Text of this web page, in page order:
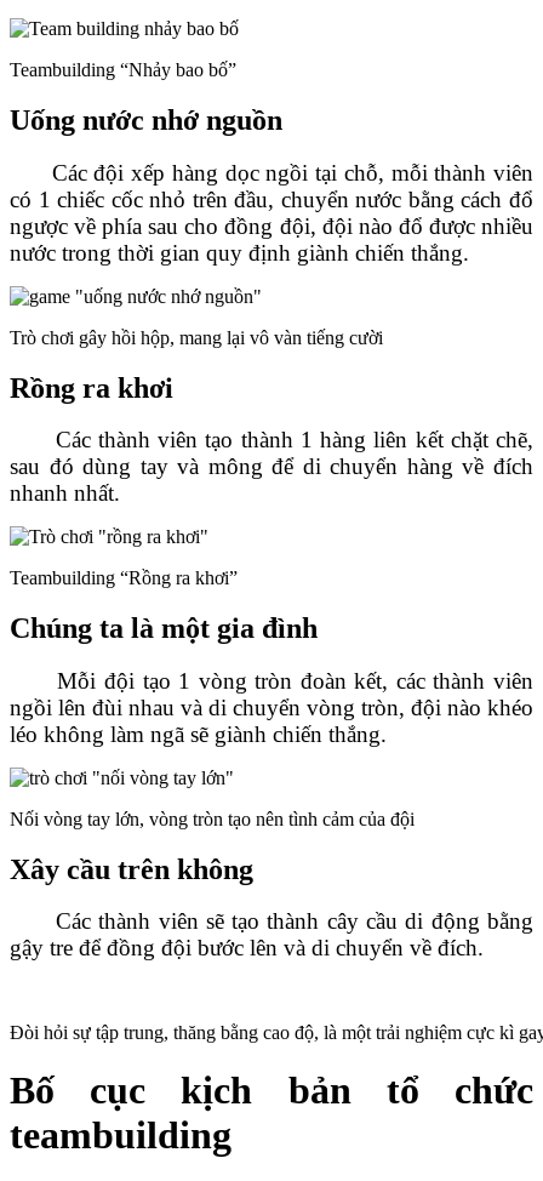
Teambuilding “Nhảy bao bố”
Uống nước nhớ nguồn
Các đội xếp hàng dọc ngồi tại chỗ, mỗi thành viên
có 1 chiếc cốc nhỏ trên đầu, chuyển nước bằng cách đổ
ngược về phía sau cho đồng đội, đội nào đổ được nhiều
nước trong thời gian quy định giành chiến thắng.
Trò chơi gây hồi hộp, mang lại vô vàn tiếng cười
Rồng ra khơi
Các thành viên tạo thành 1 hàng liên kết chặt chẽ,
sau đó dùng tay và mông để di chuyển hàng về đích
nhanh nhất.
Teambuilding “Rồng ra khơi”
Chúng ta là một gia đình
Mỗi đội tạo 1 vòng tròn đoàn kết, các thành viên
ngồi lên đùi nhau và di chuyển vòng tròn, đội nào khéo
léo không làm ngã sẽ giành chiến thắng.
Nối vòng tay lớn, vòng tròn tạo nên tình cảm của đội
Xây cầu trên không
Các thành viên sẽ tạo thành cây cầu di động bằng
gậy tre để đồng đội bước lên và di chuyển về đích.
Đòi hỏi sự tập trung, thăng bằng cao độ, là một trải nghiệm cực kì
Bố cục kịch bản tổ chức
teambuilding